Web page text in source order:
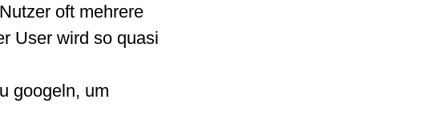
oft mehrere
User wird so quasi
googeln, um